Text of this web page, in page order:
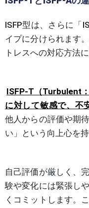
ISFP型は、さらに「
イプに分けられます
トレスへの対応方法
ISFP-T（Turbulent
に対して敏感で、不
他人からの評価や期
い」という向上心を持
自己評価が厳しく、
験や変化には緊張し
くコミットします。